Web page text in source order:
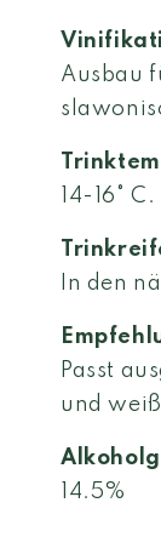
Ausbau
14-16° C.
In den
Passt
und
14.5%